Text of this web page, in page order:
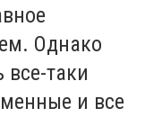
Однако
таки
и все